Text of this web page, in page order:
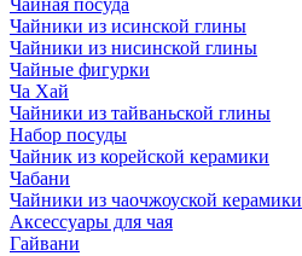
Чайная посуда
Чайники из исинской глины
Чайники из нисинской глины
Чайные фигурки
Ча Хай
Чайники из тайваньской глины
Набор посуды
Чайник из корейской керамики
Чабани
Чайники из чаочжоуской керамики
Аксессуары для чая
Гайвани